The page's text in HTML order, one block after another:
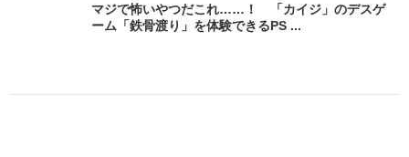
マジで怖いやつだこれ……！ 「カイジ」のデスゲ
ーム「鉄骨渡り」を体験できるPS ...